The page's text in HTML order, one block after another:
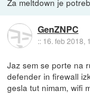
GenZNPC
:: 16. feb 2018,
Jaz sem se porte na
defender in firewall
gesla tut nimam, wifi